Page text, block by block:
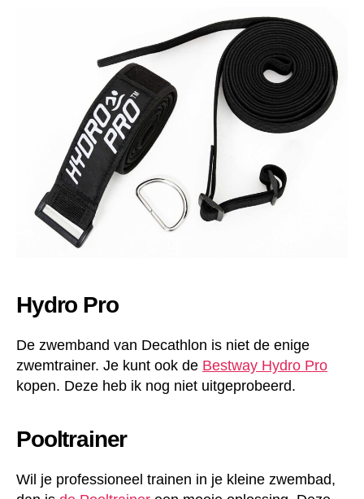
Hydro Pro
De zwemband van Decathlon is niet de enige
zwemtrainer. Je kunt ook de Bestway Hydro Pro
kopen. Deze heb ik nog niet uitgeprobeerd.
Pooltrainer
Wil je professioneel trainen in je kleine zwembad,